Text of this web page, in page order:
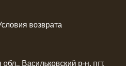
возврата
Васильковский р-н, пгт.